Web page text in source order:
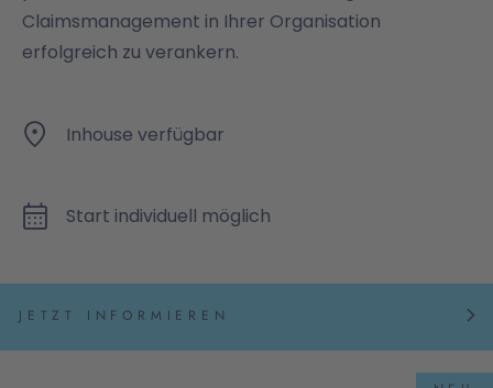
Claimsmanagement in Ihrer Organisation
erfolgreich zu verankern.
Inhouse verfügbar
Start individuell möglich
JETZT INFORMIEREN